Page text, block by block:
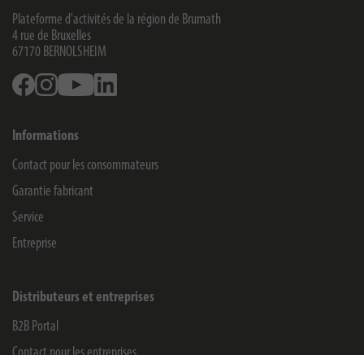
Plateforme d'activités de la région de Brumath
4 rue de Bruxelles
67170 BERNOLSHEIM
FacebookInstagramYoutube
Informations
Contact pour les consommateurs
Garantie fabricant
Service
Entreprise
Distributeurs et entreprises
B2B Portal